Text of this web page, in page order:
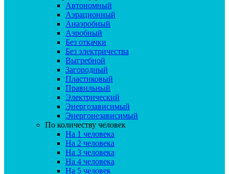
Автономный
Аэрационный
Анаэробный
Аэробный
Без откачки
Без электричества
Выгребной
Загородный
Пластиковый
Правильный
Электрический
Энергозависимый
Энергонезависимый
По количеству человек
На 1 человека
На 2 человека
На 3 человека
На 4 человека
На 5 человек